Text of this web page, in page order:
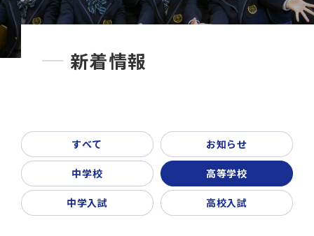
高校入試
お問い合わせ・資料請求
ご利用ガイド
リンク集
新着情報
すべて お知らせ
中学校 高等学校
中学入試 高校入試